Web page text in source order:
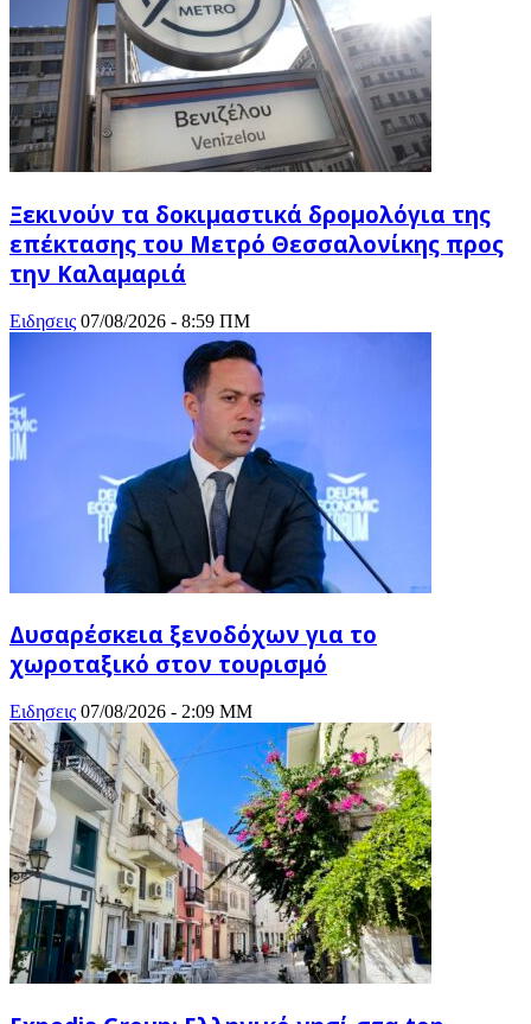
Ξεκινούν τα δοκιμαστικά δρομολόγια της
επέκτασης του Μετρό Θεσσαλονίκης προς
την Καλαμαριά
Ειδησεις 07/08/2026 - 8:59 ΠΜ
Δυσαρέσκεια ξενοδόχων για το
χωροταξικό στον τουρισμό
Ειδησεις 07/08/2026 - 2:09 ΜΜ